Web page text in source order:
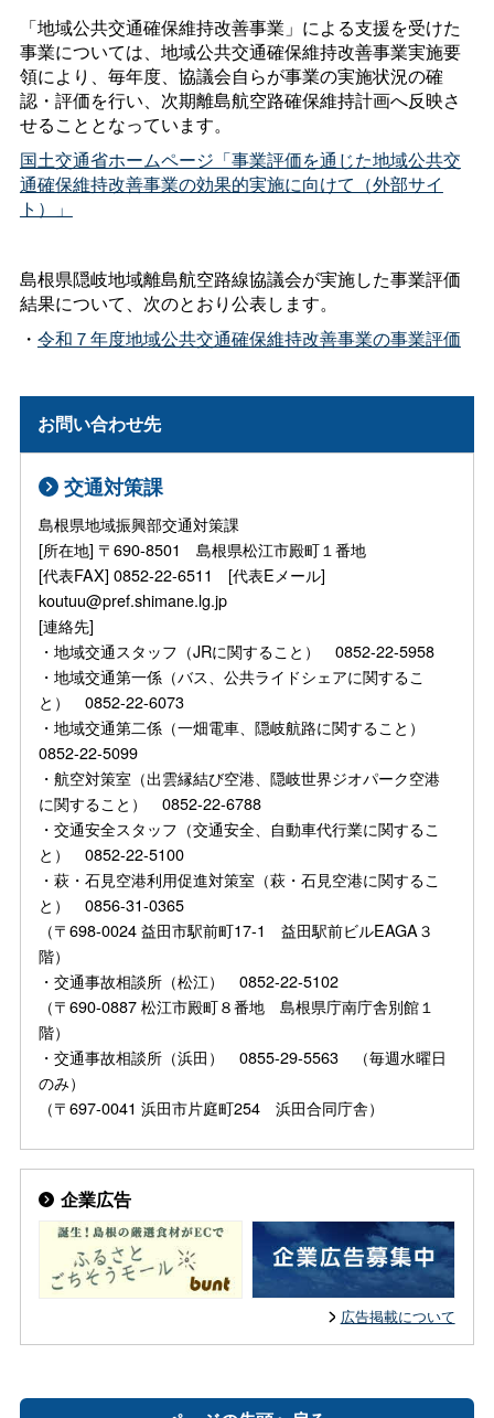
「地域公共交通確保維持改善事業」による支援を受けた
事業については、地域公共交通確保維持改善事業実施要
領により、毎年度、協議会自らが事業の実施状況の確
認・評価を行い、次期離島航空路確保維持計画へ反映さ
せることとなっています。
国土交通省ホームページ「事業評価を通じた地域公共交
通確保維持改善事業の効果的実施に向けて（外部サイ
ト）」
島根県隠岐地域離島航空路線協議会が実施した事業評価
結果について、次のとおり公表します。
・ 令和７年度地域公共交通確保維持改善事業の事業評価
お問い合わせ先
交通対策課
島根県地域振興部交通対策課
[所在地] 〒690-8501 島根県松江市殿町１番地
[代表FAX] 0852-22-6511 [代表Eメール]
koutuu@pref.shimane.lg.jp
[連絡先]
・地域交通スタッフ（JRに関すること） 0852-22-5958
・地域交通第一係（バス、公共ライドシェアに関するこ
と） 0852-22-6073
・地域交通第二係（一畑電車、隠岐航路に関すること）
0852-22-5099
・航空対策室（出雲縁結び空港、隠岐世界ジオパーク空港
に関すること） 0852-22-6788
・交通安全スタッフ（交通安全、自動車代行業に関するこ
と） 0852-22-5100
・萩・石見空港利用促進対策室（萩・石見空港に関するこ
と） 0856-31-0365
（〒698-0024 益田市駅前町17-1 益田駅前ビルEAGA３
階）
・交通事故相談所（松江） 0852-22-5102
（〒690-0887 松江市殿町８番地 島根県庁南庁舎別館１
階）
・交通事故相談所（浜田） 0855-29-5563 （毎週水曜日
のみ）
（〒697-0041 浜田市片庭町254 浜田合同庁舎）
企業広告
広告掲載について